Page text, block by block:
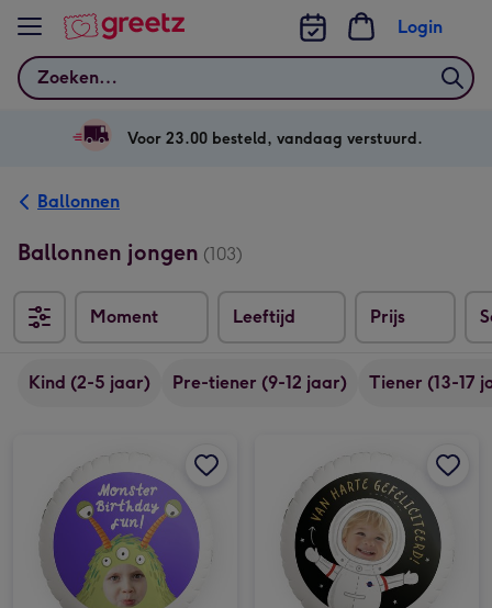
Bekijk meer
Zoeken
Login
Voor 23.00 besteld, vandaag verstuurd.
Ballonnen
Ballonnen jongen (103)
Moment Leeftijd Prijs
Kind (2-5 jaar) Pre-tiener (9-12 jaar) Tiener (13-17